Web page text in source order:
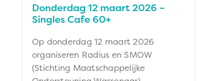
Donderdag 12 maart 2026 –
Singles Cafe 60+
Op donderdag 12 maart 2026
organiseren Radius en SMOW
(Stichting Maatschappelijke